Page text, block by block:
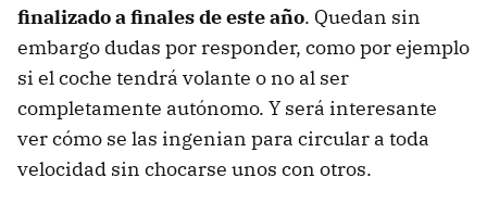
finalizado a finales de este año. Quedan sin
embargo dudas por responder, como por ejemplo
si el coche tendrá volante o no al ser
completamente autónomo. Y será interesante
ver cómo se las ingenian para circular a toda
velocidad sin chocarse unos con otros.